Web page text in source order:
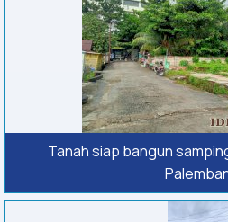
Tanah siap bangun